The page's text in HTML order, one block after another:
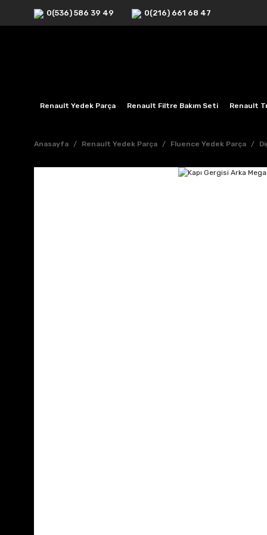
0(536) 586 39 49 0(216) 661 68 47
Renault Yedek Parça Renault Filtre Bakım Seti Renault
Anasayfa Renault Yedek Parça Fluence Yedek Parça